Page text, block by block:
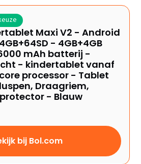
Maxi V2 - Android
- 4GB+4GB
mAh batterij -
- kindertablet vanaf
processor - Tablet
Draagriem,
- Blauw
bij Bol.com